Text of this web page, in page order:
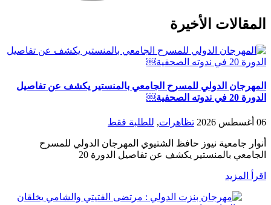
المقالات الأخيرة
المهرجان الدولي للمسرح الجامعي بالمنستير يكشف عن تفاصيل
الدورة 20 في ندوته الصحفية￼
06 أغسطس 2026 تظاهرات, للطلبة فقط
أنوار جامعية نيوز حافظ الشتيوي المهرجان الدولي للمسرح
الجامعي بالمنستير يكشف عن تفاصيل الدورة 20
اقرأ المزيد